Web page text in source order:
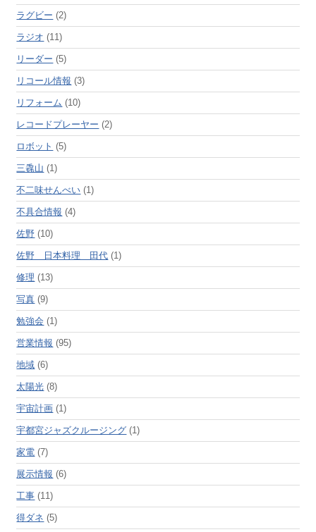
ラグビー (2)
ラジオ (11)
リーダー (5)
リコール情報 (3)
リフォーム (10)
レコードプレーヤー (2)
ロボット (5)
三毳山 (1)
不二味せんべい (1)
不具合情報 (4)
佐野 (10)
佐野 日本料理 田代 (1)
修理 (13)
写真 (9)
勉強会 (1)
営業情報 (95)
地域 (6)
太陽光 (8)
宇宙計画 (1)
宇都宮ジャズクルージング (1)
家電 (7)
展示情報 (6)
工事 (11)
得ダネ (5)